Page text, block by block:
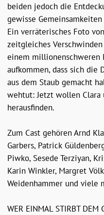
beiden jedoch die
gewisse
Ein verräterisches Foto
zeitgleiches
einem millionenschweren
aufkommen, dass sich die
aus dem Staub gemacht
wehtut: Jetzt wollen Clara
herausfinden.
Zum Cast gehören Arnd
Garbers, Patrick
Piwko, Sesede Terziyan,
Karin Winkler, Margret
Weidenhammer und viele
WER EINMAL STIRBT